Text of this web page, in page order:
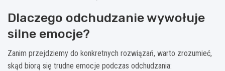
Dlaczego odchudzanie wywołuje
silne emocje?
Zanim przejdziemy do konkretnych rozwiązań, warto zrozumieć,
skąd biorą się trudne emocje podczas odchudzania: